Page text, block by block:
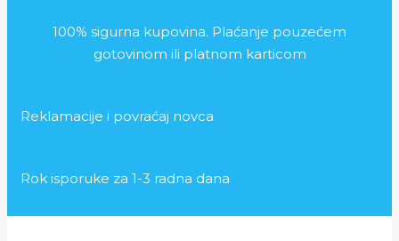
100% sigurna kupovina. Plaćanje pouzećem
gotovinom ili platnom karticom
Reklamacije i povraćaj novca
Rok isporuke za 1-3 radna dana